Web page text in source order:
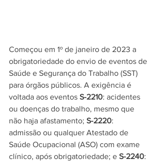
Começou em 1º de janeiro de 2023 a
obrigatoriedade do envio de eventos de
Saúde e Segurança do Trabalho (SST)
para órgãos públicos. A exigência é
voltada aos eventos S-2210: acidentes
ou doenças do trabalho, mesmo que
não haja afastamento; S-2220:
admissão ou qualquer Atestado de
Saúde Ocupacional (ASO) com exame
clínico, após obrigatoriedade; e S-2240: